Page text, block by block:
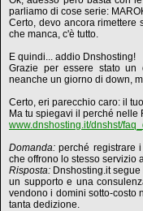
parliamo di cose serie:
Certo, devo ancora
che manca, c'è tutto.
E quindi... addio Dnshosting!
Grazie per essere stato
neanche un giorno di down,
Certo, eri parecchio caro: il
Ma tu spiegavi il perché nelle
www.dnshosting.it/dnshst/
Domanda: perché registrare
che offrono lo stesso servizio
Risposta: Dnshosting.it
un supporto e una
vendono i domini sotto-costo
tanta dedizione.